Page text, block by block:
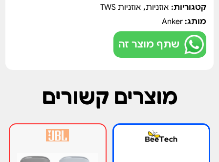
קטגוריות: אוזניות, אוזניות TWS
מותג:Anker
שתף מוצר זה
מוצרים קשורים